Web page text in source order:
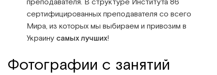
преподавателя. В структуре Института 86
сертифицированных преподавателя со всего
Мира, из которых мы выбираем и привозим в
Украину самых лучших!
Фотографии с занятий